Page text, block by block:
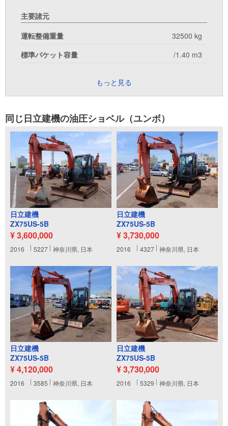
主要諸元
運転整備重量
32500 kg
標準バケット容量
/1.40 m3
もっと見る
同じ日立建機の油圧ショベル（ユンボ）
日立建機
ZX75US-5B
¥ 3,600,000
2016 5227 神奈川県, 日本
日立建機
ZX75US-5B
¥ 3,730,000
2016 4327 神奈川県, 日本
日立建機
ZX75US-5B
¥ 4,120,000
2016 3585 神奈川県, 日本
日立建機
ZX75US-5B
¥ 3,730,000
2016 5329 神奈川県, 日本